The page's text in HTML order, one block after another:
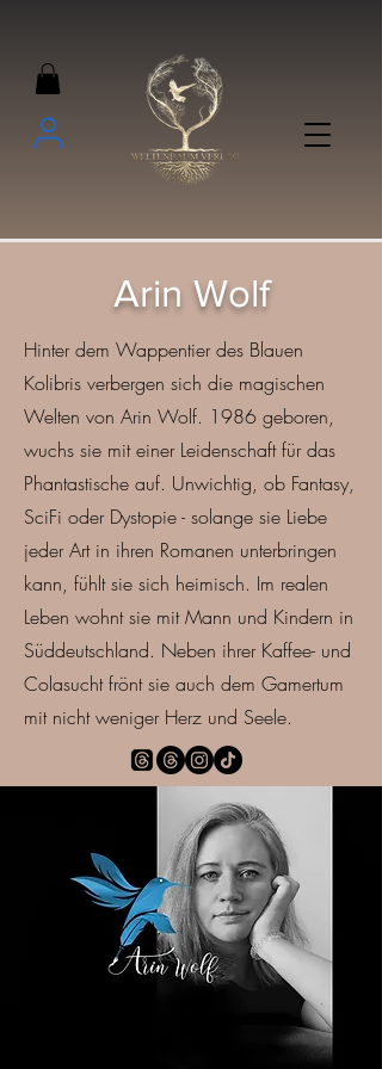
Arin Wolf
Hinter dem Wappentier des Blauen
Kolibris verbergen sich die magischen
Welten von Arin Wolf. 1986 geboren,
wuchs sie mit einer Leidenschaft für das
Phantastische auf. Unwichtig, ob Fantasy,
SciFi oder Dystopie - solange sie Liebe
jeder Art in ihren Romanen unterbringen
kann, fühlt sie sich heimisch. Im realen
Leben wohnt sie mit Mann und Kindern in
Süddeutschland. Neben ihrer Kaffee- und
Colasucht frönt sie auch dem Gamertum
mit nicht weniger Herz und Seele.